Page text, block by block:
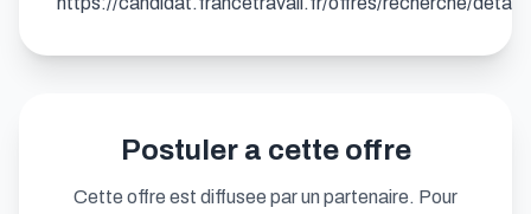
Postuler a cette offre
Cette offre est diffusee par un partenaire. Pour